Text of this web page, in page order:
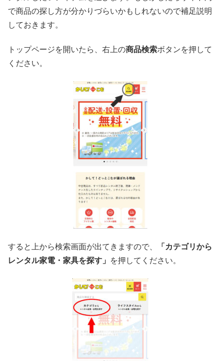
で商品の探し方が分かりづらいかもしれないので補足説明
しておきます。
トップページを開いたら、右上の商品検索ボタンを押して
ください。
すると上から検索画面が出てきますので、
「カテゴリから
レンタル家電・家具を探す」
を押してください。